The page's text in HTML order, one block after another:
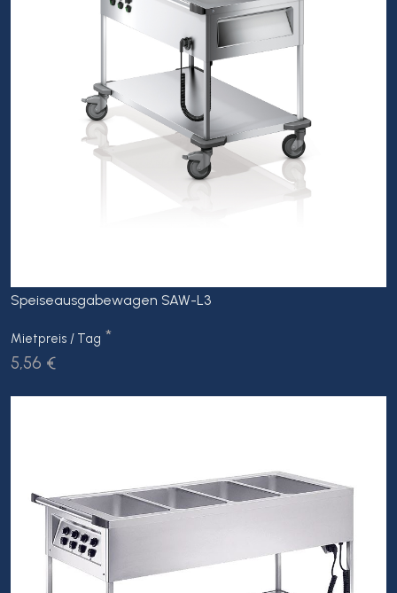
Speiseausgabewagen SAW-L3
Mietpreis / Tag *
5,56 €